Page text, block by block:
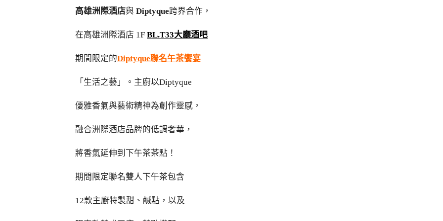
高雄洲際酒店與 Diptyque跨界合作，
在高雄洲際酒店 1F BL.T33大廳酒吧
期間限定的Diptyque聯名午茶饗宴
「生活之藝」。主廚以Diptyque
優雅香氣與藝術精神為創作靈感，
融合洲際酒店品牌的低調奢華，
將香氣延伸到下午茶茶點！
期間限定聯名雙人下午茶包含
12款主廚特製甜、鹹點，以及